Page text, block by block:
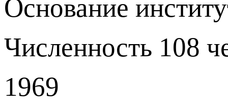
Основание
Численность 108
1969